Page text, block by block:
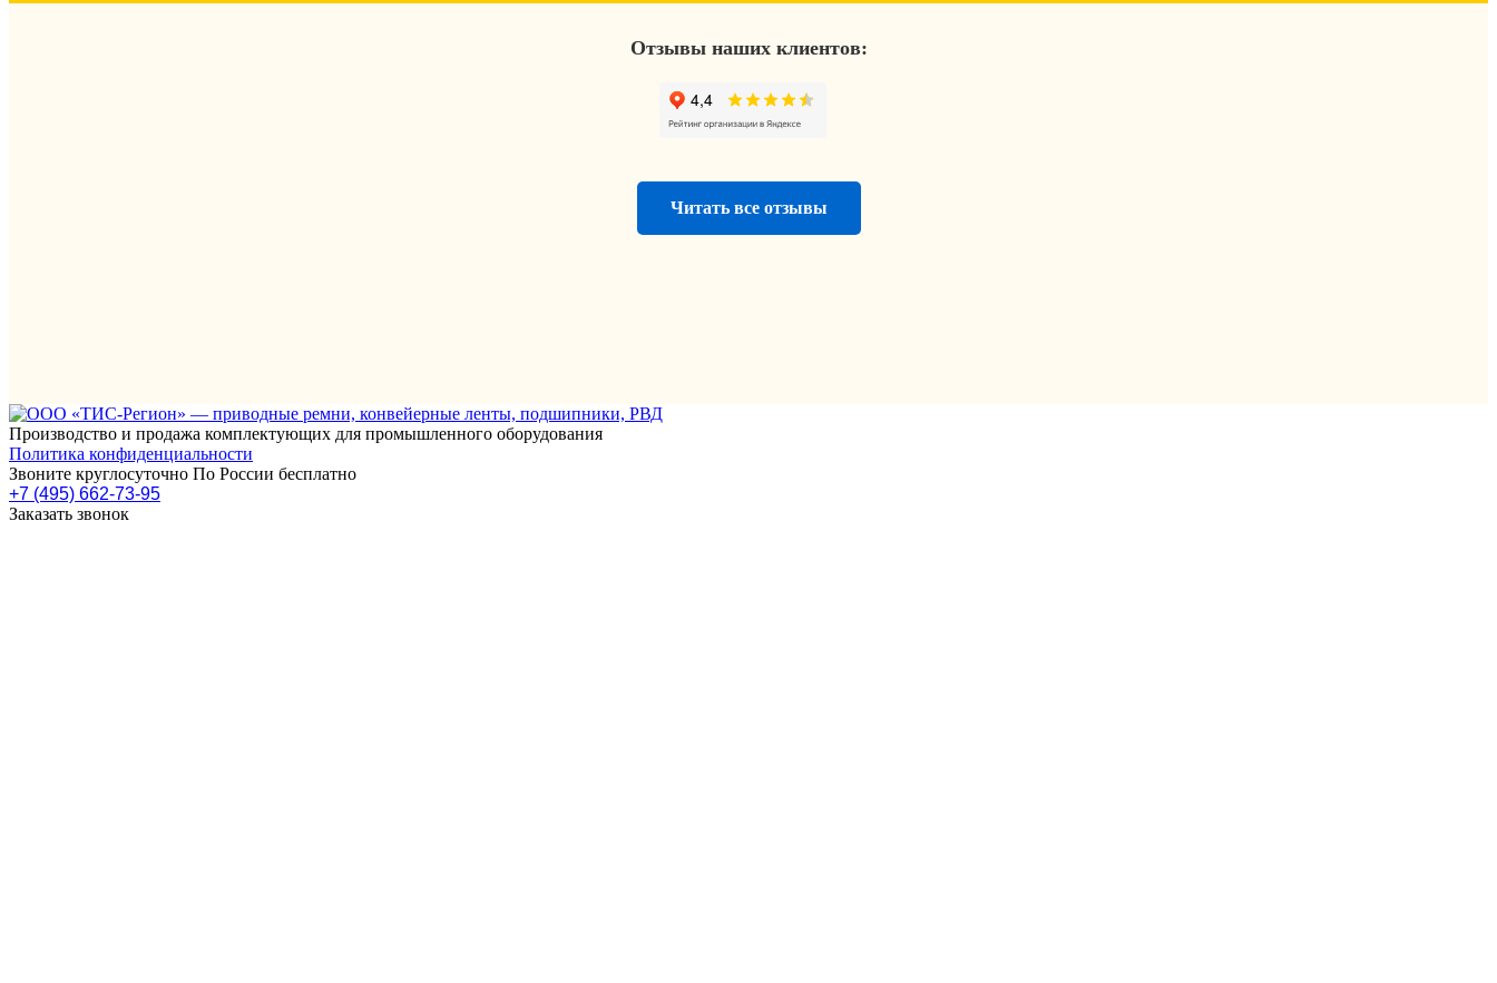
Отзывы наших клиентов:
Читать все отзывы
Производство и продажа комплектующих для промышленного оборудования
Политика конфиденциальности
Звоните круглосуточно По России бесплатно
+7 (495) 662-73-95
Заказать звонок